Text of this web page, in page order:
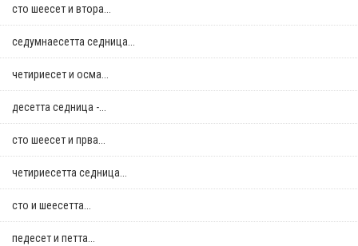
сто шеесет и втора...
седумнаесетта седница...
четириесет и осма...
десетта седница -...
сто шеесет и прва...
четириесетта седница...
сто и шеесетта...
педесет и петта...